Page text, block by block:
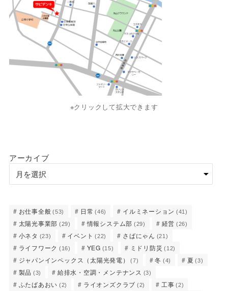
※クリックして拡大できます
アーカイブ
お仕事全般 (53) 日常 (46) イルミネーション (41)
太陽光事業部 (29) 情報システム部 (29) 経営 (26)
小ネタ (23) イベント (22) さばにゃん (21)
ライフワーク (16) YEG (15) ミドリ防災 (12)
ジャパンインペックス（太陽光発電） (7) 冬 (4) 夏 (3)
製品 (3) 給排水・空調・メンテナンス (3)
ふたばあおい (2) ライオンズクラブ (2) 工事 (2)